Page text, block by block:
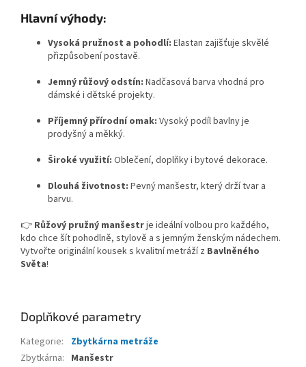
Hlavní výhody:
Vysoká pružnost a pohodlí: Elastan zajišťuje skvělé
přizpůsobení postavě.
Jemný růžový odstín: Nadčasová barva vhodná pro
dámské i dětské projekty.
Příjemný přírodní omak: Vysoký podíl bavlny je
prodyšný a měkký.
Široké využití: Oblečení, doplňky i bytové dekorace.
Dlouhá životnost: Pevný manšestr, který drží tvar a
barvu.
👉 Růžový pružný manšestrje ideální volbou pro každého,
kdo chce šít pohodlně, stylově a s jemným ženským nádechem.
Vytvořte originální kousek s kvalitní metráží z Bavlněného
Světa!
Doplňkové parametry
Kategorie:
Zbytkárna metráže
Zbytkárna: Manšestr